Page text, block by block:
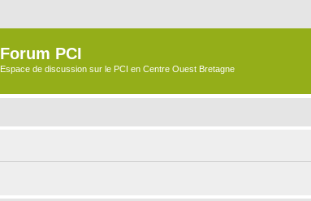
Forum PCI
Espace de discussion sur le PCI en Centre Ouest Bretagne